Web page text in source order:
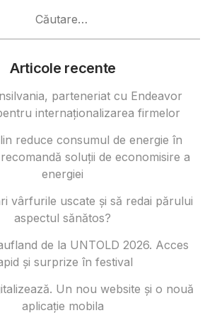
Articole recente
parteneriat cu Endeavor
internaționalizarea firmelor
reduce consumul de energie în
soluții de economisire a
energiei
vârfurile uscate și să redai părului
aspectul sănătos?
de la UNTOLD 2026. Acces
și surprize în festival
Un nou website și o nouă
aplicație mobila